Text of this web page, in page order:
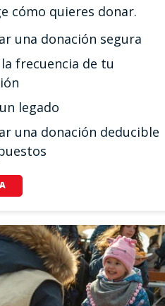
cómo quieres donar.
una donación segura
frecuencia de tu
legado
una donación deducible